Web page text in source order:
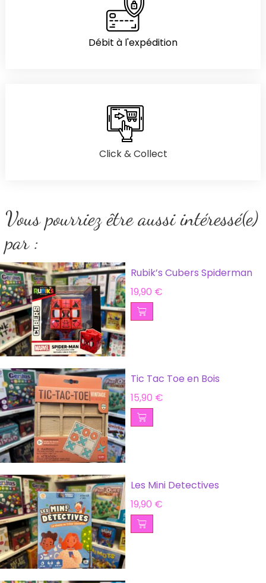
Débit à l'expédition
Click & Collect
Vous pourriez être aussi intéressé(e)
par :
Rubik’s Cubers Spiderman
19,90 €
Tic Tac Toe en Bois
15,90 €
Les Mini Detectives
19,90 €